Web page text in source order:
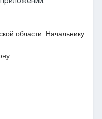
области. Начальнику